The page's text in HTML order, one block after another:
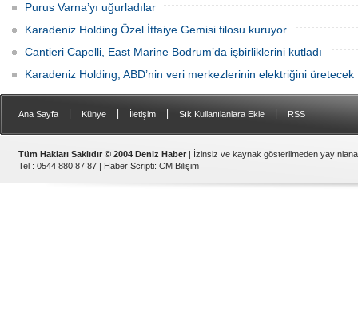
Purus Varna’yı uğurladılar
Karadeniz Holding Özel İtfaiye Gemisi filosu kuruyor
Cantieri Capelli, East Marine Bodrum’da işbirliklerini kutladı
Karadeniz Holding, ABD’nin veri merkezlerinin elektriğini üretecek
Ana Sayfa Künye İletişim Sık Kullanılanlara Ekle RSS
Tüm Hakları Saklıdır © 2004 Deniz Haber | İzinsiz ve kaynak gösterilmeden
Tel : 0544 880 87 87 | Haber Scripti: CM Bilişim